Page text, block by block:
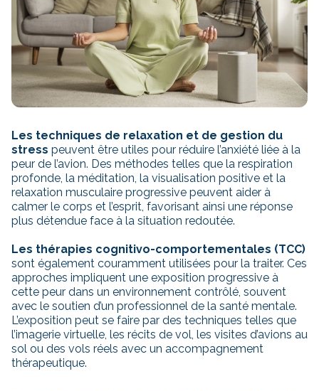
Les techniques de relaxation et de gestion du
stress peuvent être utiles pour réduire l’anxiété liée à la
peur de l’avion. Des méthodes telles que la respiration
profonde, la méditation, la visualisation positive et la
relaxation musculaire progressive peuvent aider à
calmer le corps et l’esprit, favorisant ainsi une réponse
plus détendue face à la situation redoutée.
Les thérapies cognitivo-comportementales (TCC)
sont également couramment utilisées pour la traiter. Ces
approches impliquent une exposition progressive à
cette peur dans un environnement contrôlé, souvent
avec le soutien d’un professionnel de la santé mentale.
L’exposition peut se faire par des techniques telles que
l’imagerie virtuelle, les récits de vol, les visites d’avions au
sol ou des vols réels avec un accompagnement
thérapeutique.